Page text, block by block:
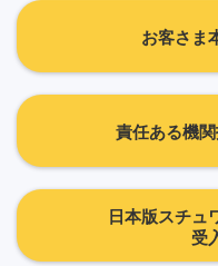
お客さま
責任ある機
日本版スチュ
受